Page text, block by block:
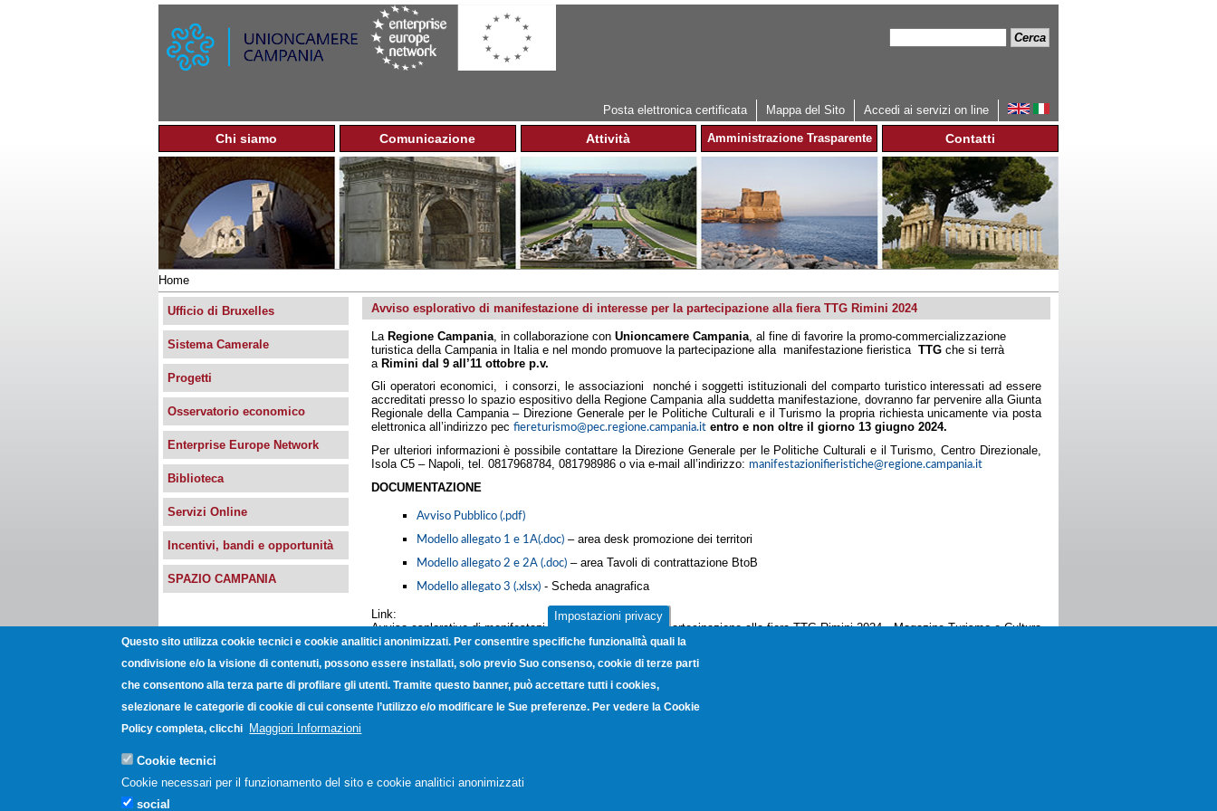
Accedi ai servizi on line
Mappa del Sito
Posta elettronica certificata
M
e
n
u
p
r
n
c
p
a
e
Chi siamo Comunicazione Attività Amministrazione Trasparente Contatti
Tu
sei
qui
Home
Avviso esplorativo di manifestazione di interesse per la partecipazione alla fiera TTG Rimini 2024
La Regione Campania , in collaborazione con Unioncamere Campania , al fine di favorire la promo-commercializzazione
turistica della Campania in Italia e nel mondo promuove la partecipazione alla manifestazione fieristica TTG che si terrà
a Rimini dal 9 all’11 ottobre p.v.
Gli operatori economici, i consorzi​, le associazioni nonché i soggetti istituzionali del comparto turistico interessati ad essere
accreditati presso lo spazio espositivo della Regione Campania alla suddetta manifestazione, dovranno far pervenire alla Giunta
Regionale della Campania – Direzione Generale per le Politiche Culturali e il Turismo la propria richiesta unicamente via posta
elettronica all’indirizzo pec fiereturismo@pec.regione.campania.it entro e non oltre il giorno 13 giugno 2024.
Per ulteriori informazioni è possibile contattare la Direzione Generale per le Politiche Culturali e il Turismo, Centro Direzionale,
Isola C5 – Napoli, tel. 0817968784, 081798986 o via e-mail all’indirizzo: manifestazionifieristiche@regione.campania.it
DOCUMENTAZIONE
Avviso Pubblico (.pdf)
Modello allegato 1 e 1A(.doc) – area desk promozione dei territori
Modello allegato 2 e 2A (.doc) – area Tavoli di contrattazione BtoB
Modello allegato 3 (.xlsx) - Scheda anagrafica
Link:
Avviso esplorativo di manifestazione di interesse per la partecipazione alla fiera TTG Rimini 2024 - Magazine Turismo e Cultura
- Regione Campania
Ufficio di Bruxelles
Sistema Camerale
Progetti
Osservatorio economico
Enterprise Europe Network
Biblioteca
Servizi Online
Incentivi, bandi e opportunità
SPAZIO CAMPANIA
Unioncamere Campania - Via Giovanni Porzio, 4 - Centro Direzionale Isola G8 - 80143 Napoli - C.F. 80048280632 - Partita IVA 05316391217
Posta elettronica certificata: unioncamerecampania@legalmail.it
Impostazioni privacy
Questo sito utilizza cookie tecnici e cookie analitici anonimizzati. Per consentire specifiche funzionalità quali la
condivisione e/o la visione di contenuti, possono essere installati, solo previo Suo consenso, cookie di terze parti
che consentono alla terza parte di profilare gli utenti. Tramite questo banner, può accettare tutti i cookies,
selezionare le categorie di cookie di cui consente l’utilizzo e/o modificare le Sue preferenze. Per vedere la Cookie
Policy completa, clicchi Maggiori Informazioni
Cookie tecnici
Cookie necessari per il funzionamento del sito e cookie analitici anonimizzati
social